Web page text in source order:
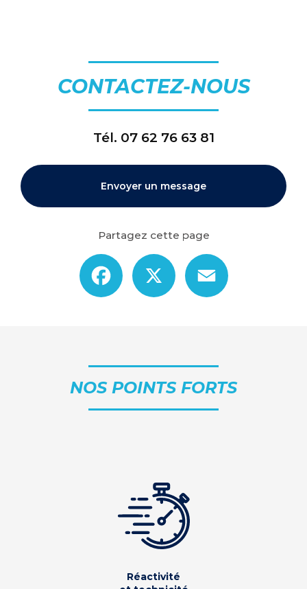
CONTACTEZ-NOUS
Tél. 07 62 76 63 81
Envoyer un message
Partagez cette page
Facebook
NOS POINTS FORTS
Réactivité